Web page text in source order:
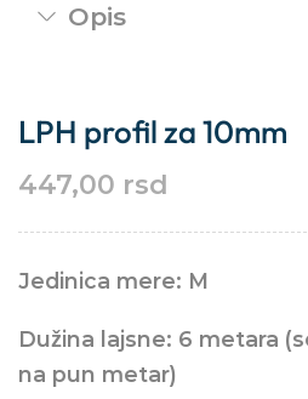
Opis
LPH profil za 10mm
447,00 rsd
Jedinica mere: M
Dužina lajsne: 6 metara
na pun metar)